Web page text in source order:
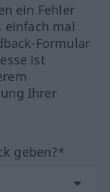
ein Fehler
einfach mal
Formular
ist
Ihrer
geben?*